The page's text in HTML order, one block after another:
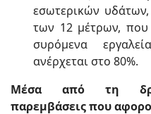
εσωτερικών
των 12 μέτρων, που
συρόμενα
ανέρχεται στο 80%.
Μέσα από τη
παρεμβάσεις που